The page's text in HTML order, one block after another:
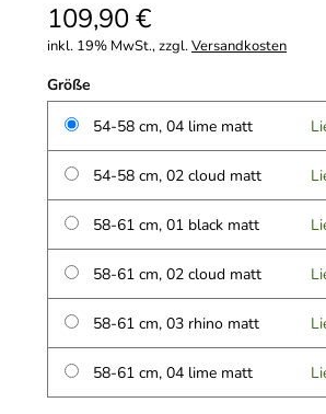
109,90 €
inkl. 19% MwSt., zzgl.Versandkosten
Größe
54-58 cm, 04 lime matt
54-58 cm, 02 cloud matt
58-61 cm, 01 black matt
58-61 cm, 02 cloud matt
58-61 cm, 03 rhino matt
58-61 cm, 04 lime matt